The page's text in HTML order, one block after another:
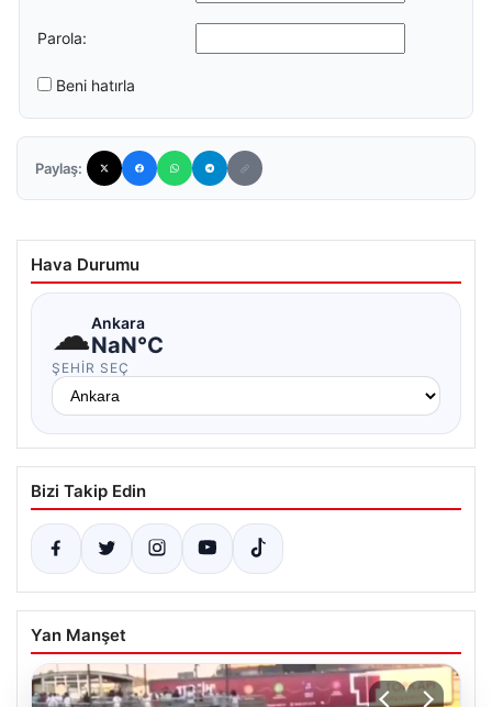
Parola:
Beni hatırla
Paylaş:
Hava Durumu
☁Ankara
NaN°C
ŞEHIR SEÇ
Bizi Takip Edin
Yan Manşet